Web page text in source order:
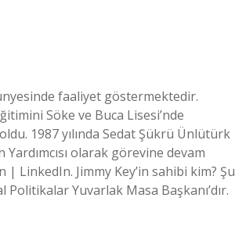
faaliyet göstermektedir.
Söke ve Buca Lisesi’nde
1987 yılında Sedat Şükrü Ünlütürk
olarak görevine devam
LinkedIn. Jimmy Key’in sahibi kim? Şu
Yuvarlak Masa Başkanı’dır.